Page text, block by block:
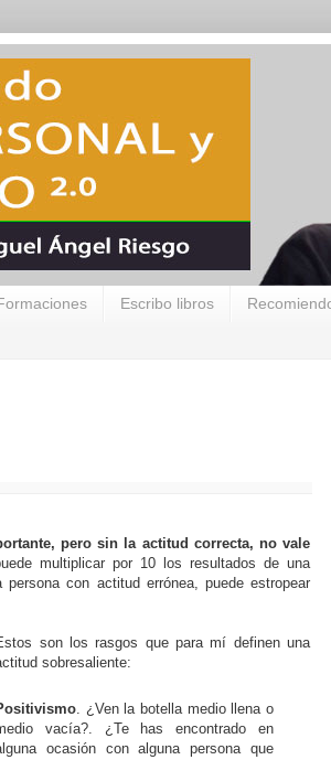
Escribo libros
pero sin la actitud correcta, no vale
multiplicar por 10 los resultados de una
con actitud errónea, puede estropear
son los rasgos que para mí definen una
sobresaliente:
. ¿Ven la botella medio llena o
vacía?. ¿Te has encontrado en
ocasión con alguna persona que